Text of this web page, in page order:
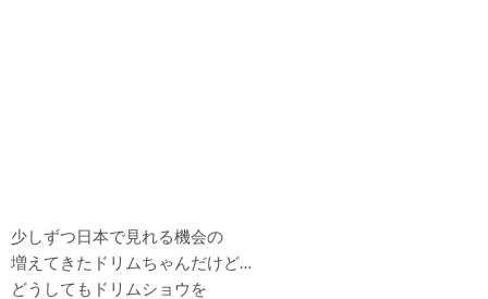
少しずつ日本で見れる機会の
増えてきたドリムちゃんだけど…
どうしてもドリムショウを